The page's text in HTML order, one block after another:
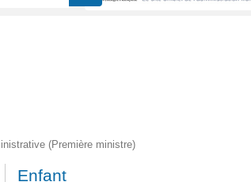
(Première ministre)
Enfant